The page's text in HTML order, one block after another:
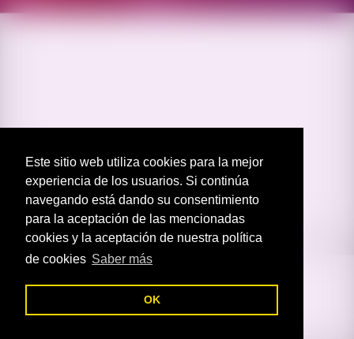
Este sitio web utiliza cookies para la mejor
experiencia de los usuarios. Si continúa
navegando está dando su consentimiento
para la aceptación de las mencionadas
cookies y la aceptación de nuestra política
de cookies Saber más
OKC